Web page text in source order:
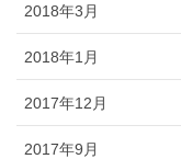
2018年3月
2018年1月
2017年12月
2017年9月